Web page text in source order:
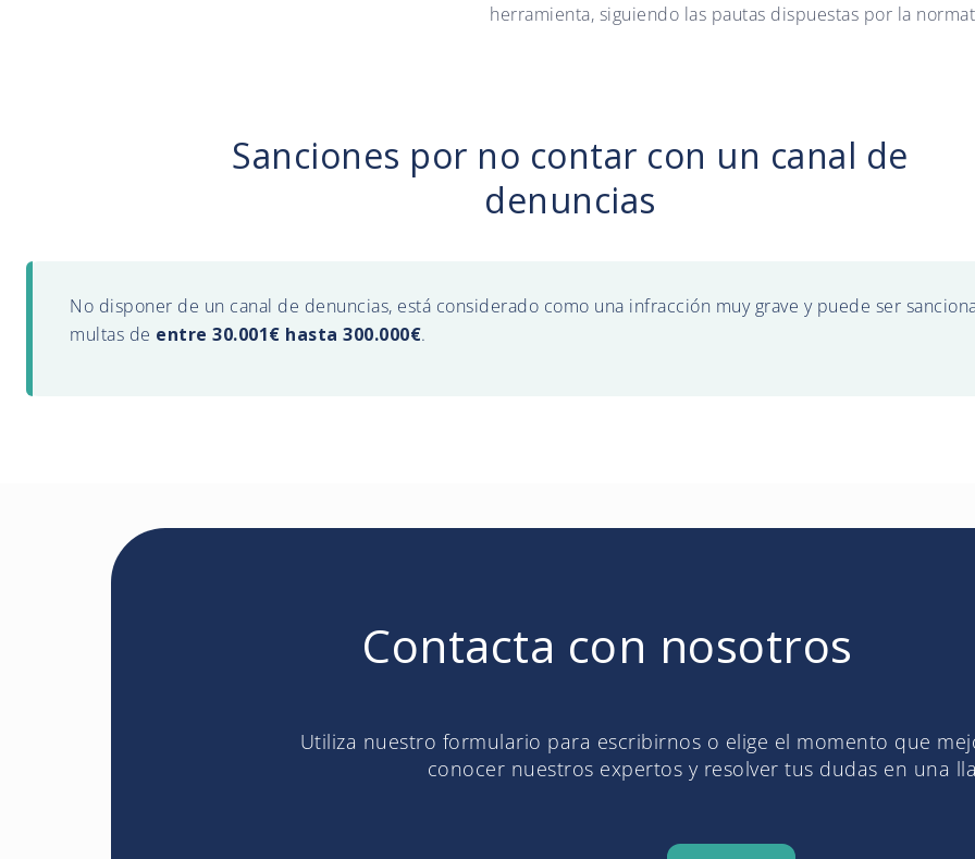
herramienta, siguiendo las pautas dispuestas por la
Sanciones por no contar con un canal de
denuncias
No disponer de un canal de denuncias, está considerado como una infracción muy grave y puede ser
multas de entre 30.001€ hasta 300.000€.
Contacta con nosotros
Utiliza nuestro formulario para escribirnos o elige el momento que
conocer nuestros expertos y resolver tus dudas en una